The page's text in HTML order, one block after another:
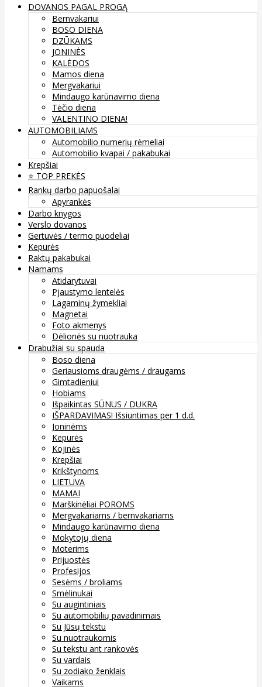
DOVANOS PAGAL PROGĄ
Bernvakariui
BOSO DIENA
DZŪKAMS
JONINĖS
KALĖDOS
Mamos diena
Mergvakariui
Mindaugo karūnavimo diena
Tėčio diena
VALENTINO DIENA!
AUTOMOBILIAMS
Automobilio numerių rėmeliai
Automobilio kvapai / pakabukai
Krepšiai
⭐️ TOP PREKĖS
Rankų darbo papuošalai
Apyrankės
Darbo knygos
Verslo dovanos
Gertuvės / termo puodeliai
Kepurės
Raktų pakabukai
Namams
Atidarytuvai
Pjaustymo lentelės
Lagaminų žymekliai
Magnetai
Foto akmenys
Dėlionės su nuotrauka
Drabužiai su spauda
Boso diena
Geriausioms draugėms / draugams
Gimtadieniui
Hobiams
Išpaikintas SŪNUS / DUKRA
IŠPARDAVIMAS! Išsiuntimas per 1 d.d.
Joninėms
Kepurės
Kojinės
Krepšiai
Krikštynoms
LIETUVA
MAMAI
Marškinėliai POROMS
Mergvakariams / bernvakariams
Mindaugo karūnavimo diena
Mokytojų diena
Moterims
Prijuostės
Profesijos
Sesėms / broliams
Smėlinukai
Su augintiniais
Su automobilių pavadinimais
Su Jūsų tekstu
Su nuotraukomis
Su tekstu ant rankovės
Su vardais
Su zodiako ženklais
Vaikams